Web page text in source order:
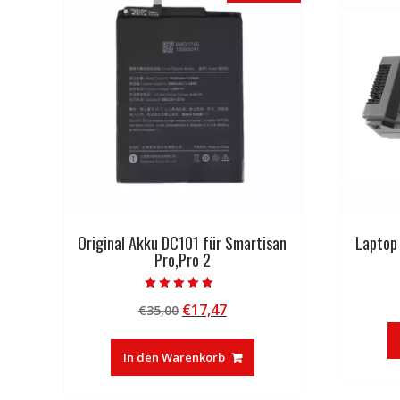
Original Akku DC101 für Smartisan
Pro,Pro 2
5.00
von 5
€35,00 Ursprünglicher
war:
€35,00
€17,47Aktueller
ist:
€17,47.
In den Warenkorb
Laptop